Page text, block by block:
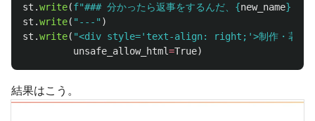
st .write(f"### 分かったら返事をするんだ、 {new_name}
st .write( " --- " )
st .write( "<div style=' text-align: right; '>制作・著作
unsafe_allow_html=True)
結果はこう。